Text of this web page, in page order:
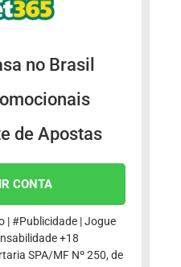
no Brasil
de Apostas
CONTA
| #Publicidade | Jogue
+18
SPA/MF Nº 250, de